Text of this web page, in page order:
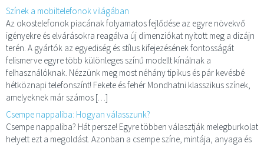
Színek a mobiltelefonok világában
Az okostelefonok piacának folyamatos fejlődése az egyre növekvő
igényekre és elvárásokra reagálva új dimenziókat nyitott meg a dizájn
terén. A gyártók az egyediség és stílus kifejezésének fontosságát
felismerve egyre több különleges színű modellt kínálnak a
felhasználóknak. Nézzünk meg most néhány tipikus és pár kevésbé
hétköznapi telefonszínt! Fekete és fehér Mondhatni klasszikus színek,
amelyeknek már számos […]
Csempe nappaliba: Hogyan válasszunk?
Csempe nappaliba? Hát persze! Egyre többen választják melegburkolat
helyett ezt a megoldást. Azonban a csempe színe, mintája, anyaga és